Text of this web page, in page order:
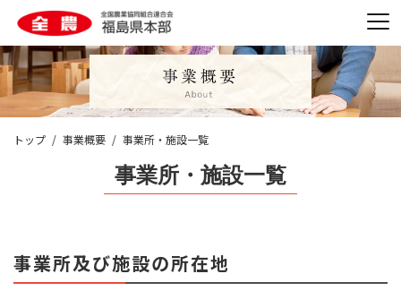
トップ 事業概要 事業所・施設一覧
事業所・施設一覧
事業所及び施設の所在地